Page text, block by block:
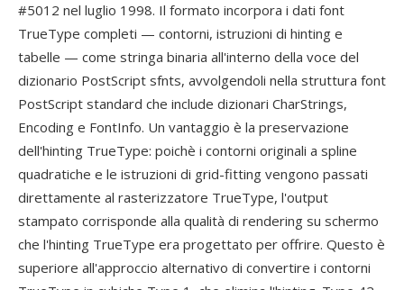
#5012 nel luglio 1998. Il formato incorpora i dati font
TrueType completi — contorni, istruzioni di hinting e
tabelle — come stringa binaria all'interno della voce del
dizionario PostScript sfnts, avvolgendoli nella struttura font
PostScript standard che include dizionari CharStrings,
Encoding e FontInfo. Un vantaggio è la preservazione
dell'hinting TrueType: poichè i contorni originali a spline
quadratiche e le istruzioni di grid-fitting vengono passati
direttamente al rasterizzatore TrueType, l'output
stampato corrisponde alla qualità di rendering su schermo
che l'hinting TrueType era progettato per offrire. Questo è
superiore all'approccio alternativo di convertire i contorni